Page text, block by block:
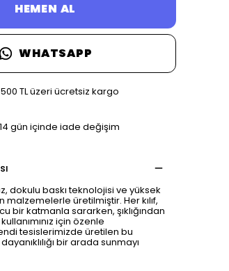
HEMEN AL
WHATSAPP
500 TL üzeri ücretsiz kargo
14 gün içinde iade değişim
dokulu baskı teknolojisi ve yüksek
malzemelerle üretilmiştir. Her kılıf,
bir katmanla sararken, şıklığından
için özenle
tesislerimizde üretilen bu
bir arada sunmayı